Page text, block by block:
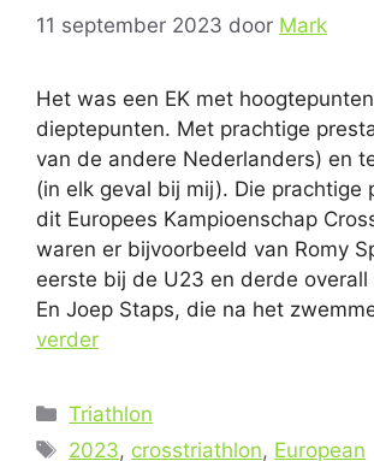
11 september 2023 door Mark
Het was een EK met
dieptepunten. Met prachtige
van de andere Nederlanders) en
(in elk geval bij mij). Die prachtige
dit Europees Kampioenschap
waren er bijvoorbeeld van Romy
eerste bij de U23 en derde overall
En Joep Staps, die na het
verder
Categorieën
Triathlon
Tags
2023, crosstriathlon, European